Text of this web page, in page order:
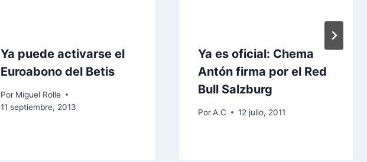
Ya puede activarse el
Euroabono del Betis
Por Miguel Rolle
11 septiembre, 2013
Ya es oficial: Chema
Antón firma por el Red
Bull Salzburg
PorA.C 12 julio, 2011